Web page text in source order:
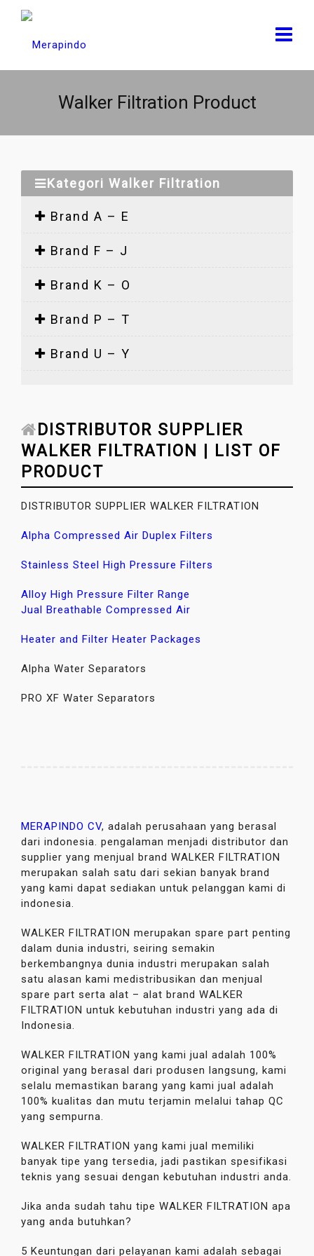
Walker Filtration Product
Kategori Walker Filtration
Brand A – E
Brand F – J
Brand K – O
Brand P – T
Brand U – Y
DISTRIBUTOR SUPPLIER
WALKER FILTRATION | LIST OF
PRODUCT
DISTRIBUTOR SUPPLIER WALKER FILTRATION
Alpha Compressed Air Duplex Filters
Stainless Steel High Pressure Filters
Alloy High Pressure Filter Range
Jual Breathable Compressed Air
Heater and Filter Heater Packages
Alpha Water Separators
PRO XF Water Separators
MERAPINDO CV, adalah perusahaan yang berasal
dari indonesia. pengalaman menjadi distributor dan
supplier yang menjual brand WALKER FILTRATION
merupakan salah satu dari sekian banyak brand
yang kami dapat sediakan untuk pelanggan kami di
indonesia.
WALKER FILTRATION merupakan spare part penting
dalam dunia industri, seiring semakin
berkembangnya dunia industri merupakan salah
satu alasan kami medistribusikan dan menjual
spare part serta alat – alat brand WALKER
FILTRATION untuk kebutuhan industri yang ada di
Indonesia.
WALKER FILTRATION yang kami jual adalah 100%
original yang berasal dari produsen langsung, kami
selalu memastikan barang yang kami jual adalah
100% kualitas dan mutu terjamin melalui tahap QC
yang sempurna.
WALKER FILTRATION yang kami jual memiliki
banyak tipe yang tersedia, jadi pastikan spesifikasi
teknis yang sesuai dengan kebutuhan industri anda.
Jika anda sudah tahu tipe WALKER FILTRATION apa
yang anda butuhkan?
5 Keuntungan dari pelayanan kami adalah sebagai